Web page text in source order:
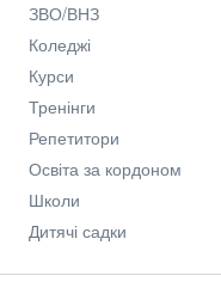
ЗВО/ВНЗ
Коледжі
Курси
Тренінги
Репетитори
Освіта за кордоном
Школи
Дитячі садки